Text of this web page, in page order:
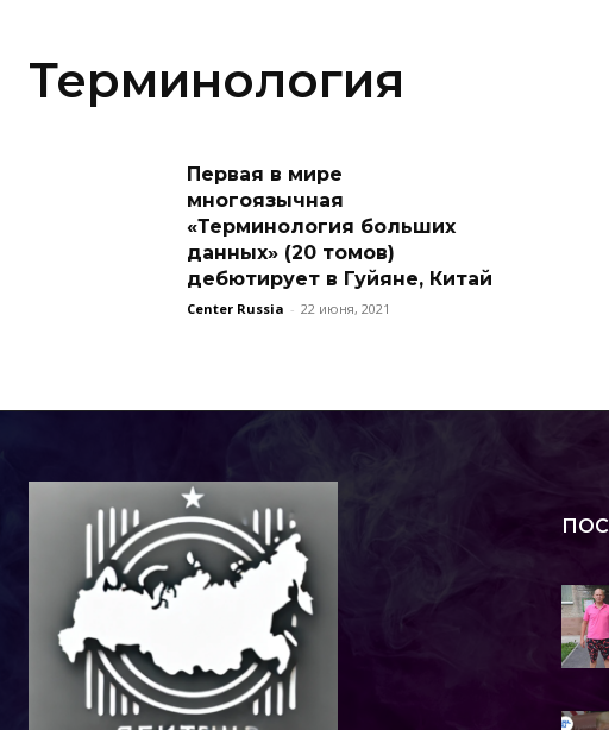
Терминология
Первая в мире
многоязычная
«Терминология больших
данных» (20 томов)
дебютирует в Гуйяне, Китай
Center Russia - 22 июня, 2021